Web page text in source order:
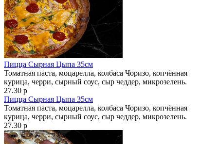
Пицца Сырная Цыпа 35см
Томатная паста, моцарелла, колбаса Чоризо, копчённая
курица, черри, сырный соус, сыр чеддер, микрозелень.
27.30 р
Пицца Сырная Цыпа 35см
Томатная паста, моцарелла, колбаса Чоризо, копчённая
курица, черри, сырный соус, сыр чеддер, микрозелень.
27.30 р